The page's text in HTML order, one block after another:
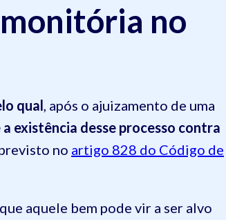
no
qual , após o ajuizamento de uma
existência desse processo contra
no artigo 828 do Código de
aquele bem pode vir a ser alvo